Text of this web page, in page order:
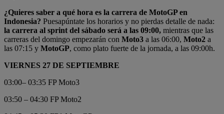
¿Quieres saber a qué hora es la carrera de MotoGP en
Indonesia? Puesapúntate los horarios y no pierdas detalle de nada:
la carrera al sprint del sábado será a las 09:00, mientras que las
carreras del domingo empezarán con Moto3 a las 06:00, Moto2 a
las 07:15 y MotoGP, como plato fuerte de la jornada, a las 09:00h.
VIERNES 27 DE SEPTIEMBRE
03:00– 03:35 FP Moto3
03:50 – 04:30 FP Moto2